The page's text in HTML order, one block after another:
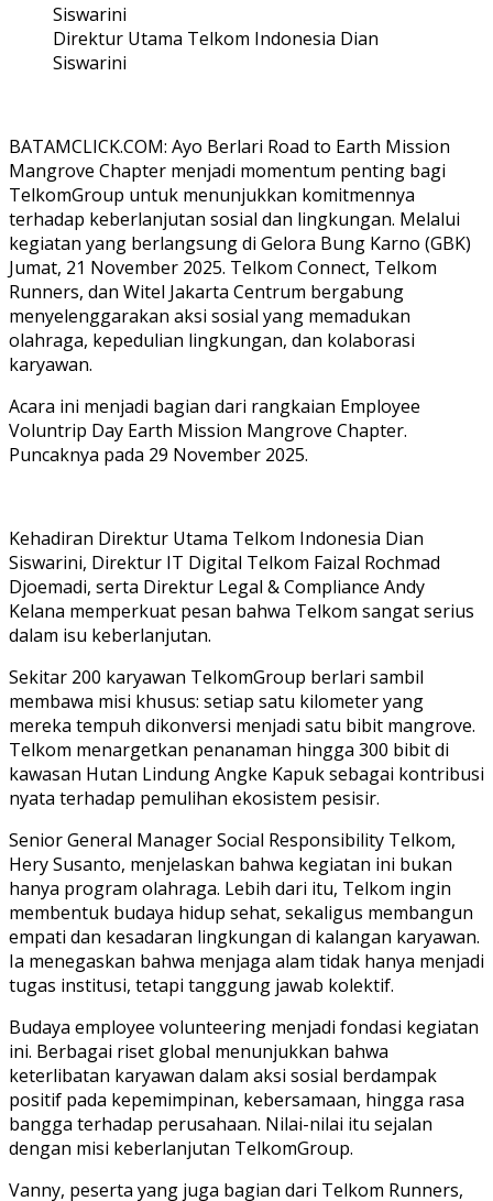
Direktur Utama Telkom Indonesia Dian
Siswarini
BATAMCLICK.COM: Ayo Berlari Road to Earth Mission
Mangrove Chapter menjadi momentum penting bagi
TelkomGroup untuk menunjukkan komitmennya
terhadap keberlanjutan sosial dan lingkungan. Melalui
kegiatan yang berlangsung di Gelora Bung Karno (GBK)
Jumat, 21 November 2025. Telkom Connect, Telkom
Runners, dan Witel Jakarta Centrum bergabung
menyelenggarakan aksi sosial yang memadukan
olahraga, kepedulian lingkungan, dan kolaborasi
karyawan.
Acara ini menjadi bagian dari rangkaian Employee
Voluntrip Day Earth Mission Mangrove Chapter.
Puncaknya pada 29 November 2025.
Kehadiran Direktur Utama Telkom Indonesia Dian
Siswarini, Direktur IT Digital Telkom Faizal Rochmad
Djoemadi, serta Direktur Legal & Compliance Andy
Kelana memperkuat pesan bahwa Telkom sangat serius
dalam isu keberlanjutan.
Sekitar 200 karyawan TelkomGroup berlari sambil
membawa misi khusus: setiap satu kilometer yang
mereka tempuh dikonversi menjadi satu bibit mangrove.
Telkom menargetkan penanaman hingga 300 bibit di
kawasan Hutan Lindung Angke Kapuk sebagai kontribusi
nyata terhadap pemulihan ekosistem pesisir.
Senior General Manager Social Responsibility Telkom,
Hery Susanto, menjelaskan bahwa kegiatan ini bukan
hanya program olahraga. Lebih dari itu, Telkom ingin
membentuk budaya hidup sehat, sekaligus membangun
empati dan kesadaran lingkungan di kalangan karyawan.
Ia menegaskan bahwa menjaga alam tidak hanya menjadi
tugas institusi, tetapi tanggung jawab kolektif.
Budaya employee volunteering menjadi fondasi kegiatan
ini. Berbagai riset global menunjukkan bahwa
keterlibatan karyawan dalam aksi sosial berdampak
positif pada kepemimpinan, kebersamaan, hingga rasa
bangga terhadap perusahaan. Nilai-nilai itu sejalan
dengan misi keberlanjutan TelkomGroup.
Vanny, peserta yang juga bagian dari Telkom Runners,